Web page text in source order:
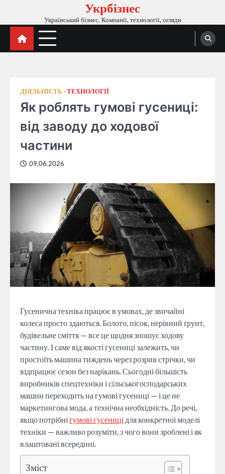
вмісту
Укрбізнес
Український бізнес. Компанії, технології, огляди
ДІЯЛЬНІСТЬ ТЕХНОЛОГІЇ
Як роблять гумові гусениці:
від заводу до ходової
частини
09.06.2026
Гусенична техніка працює в умовах, де звичайні
колеса просто здаються. Болото, пісок, нерівний ґрунт,
будівельне сміття — все це щодня зношує ходову
частину. І саме від якості гусениці залежить, чи
простоїть машина тиждень через розрив стрічки, чи
відпрацює сезон без нарікань. Сьогодні більшість
виробників спецтехніки і сільськогосподарських
машин переходить на гумові гусениці — і це не
маркетингова мода, а технічна необхідність. До речі,
якщо потрібні гумові гусениці для конкретної моделі
техніки — важливо розуміти, з чого вони зроблені і як
влаштовані всередині.
Зміст